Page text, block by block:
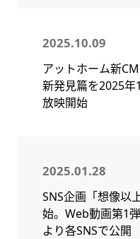
2025.10.09
アットホーム新
新発見篇を2025
放映開始
2025.01.28
SNS企画「想像以
始。Web動画第1
より各SNSで公開